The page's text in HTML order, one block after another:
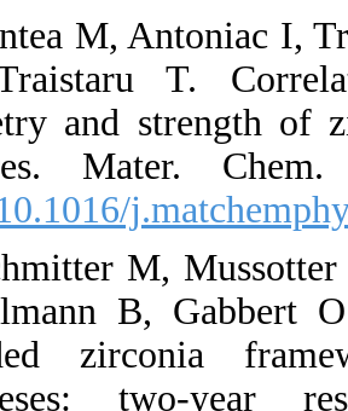
18. Pantea M,
CA,
geometry and
dentures.
[DOI:10.1016/
19. Schmitter
T, Ohlmann
extended